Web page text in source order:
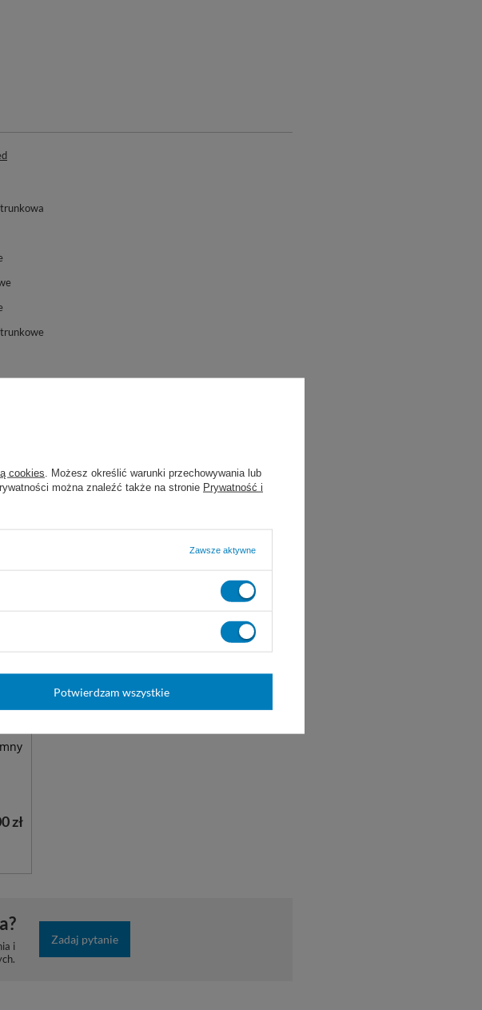
zł
i
Zadaj pytanie
cookies . Możesz określić warunki przechowywania lub
można znaleźć także na stronie Prywatność i
Zawsze aktywne
Potwierdzam wszystkie